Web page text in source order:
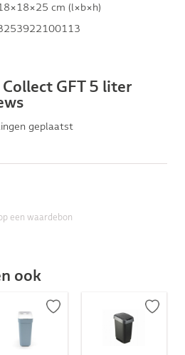
cm (l×b×h)
GFT 5 liter
geplaatst
een waardebon
ook